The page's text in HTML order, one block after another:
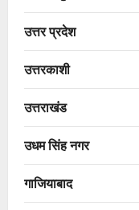
उत्तर प्रदेश
उत्तरकाशी
उत्तराखंड
उधम सिंह नगर
गाजियाबाद